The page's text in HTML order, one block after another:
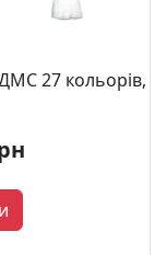
27 кольорів,